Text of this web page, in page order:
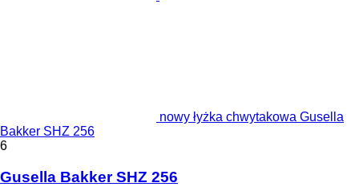
nowy łyżka chwytakowa Gusella
Bakker SHZ 256
6
Gusella Bakker SHZ 256